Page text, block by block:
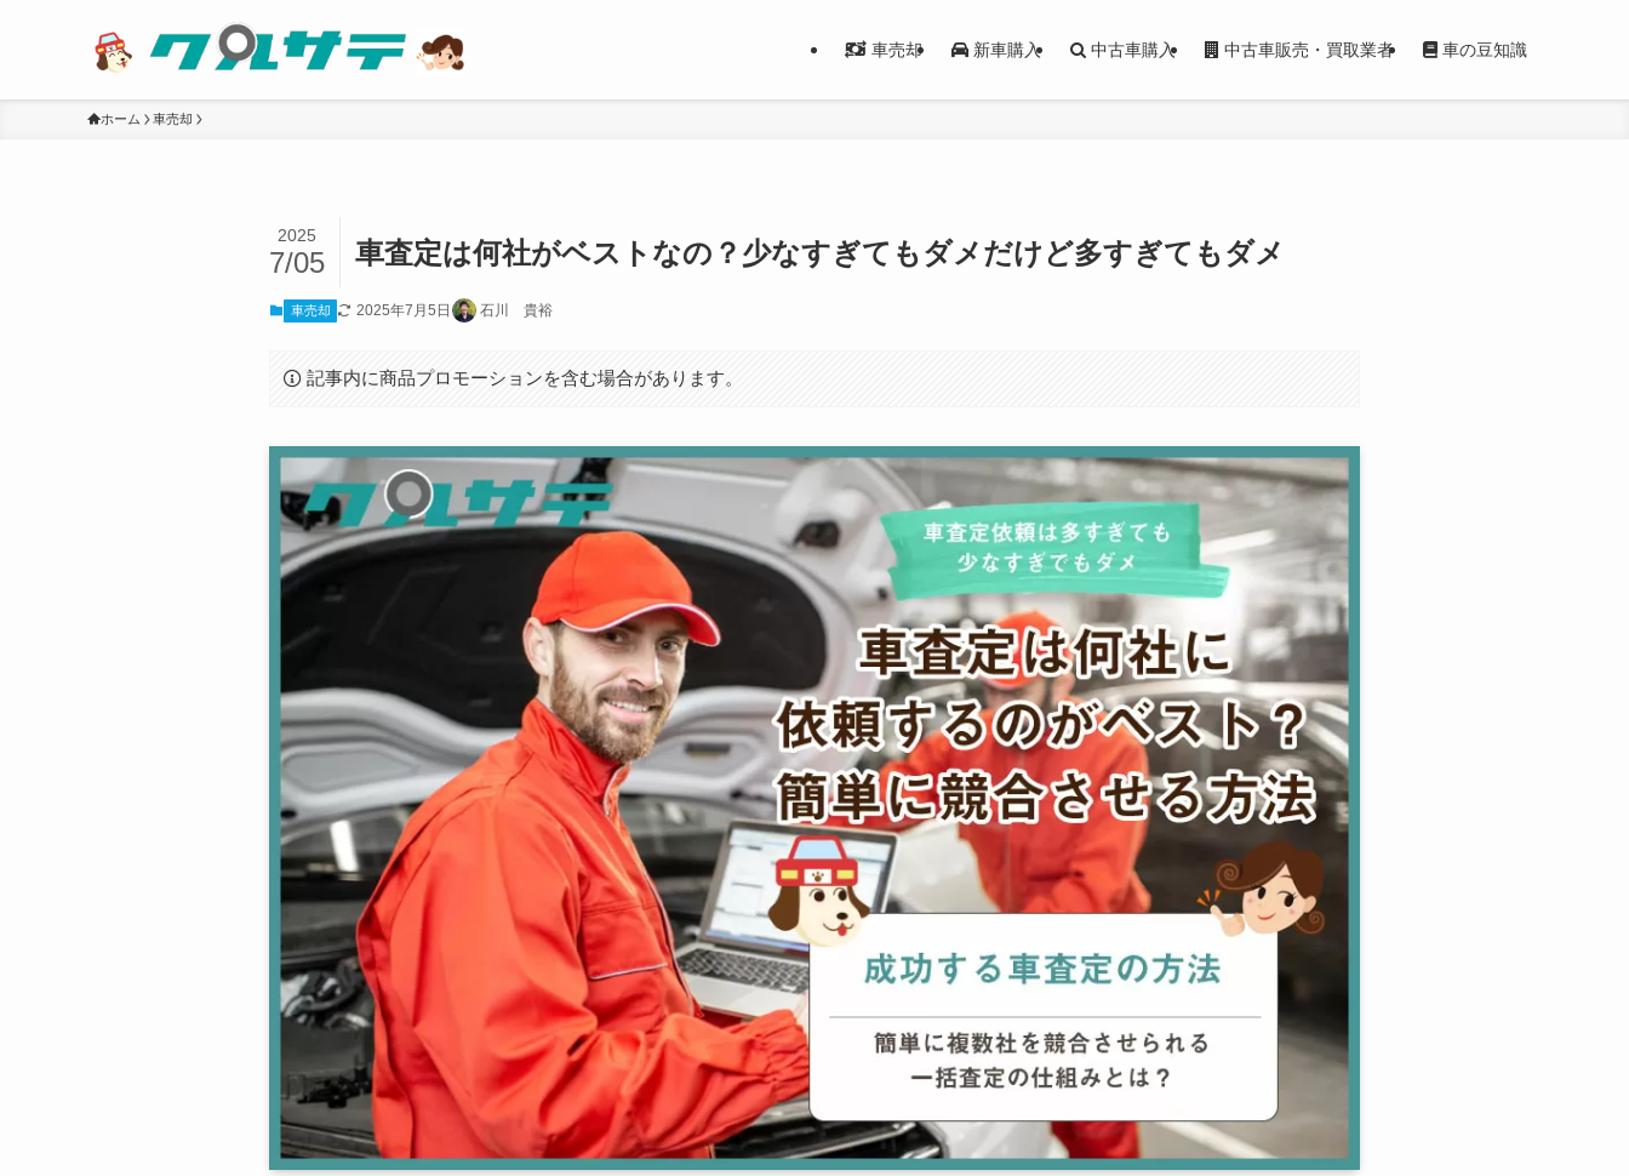
車売却 新車購入 中古車購入 中古車販売・買取業者 車の豆知識
ホーム 車売却
車査定は何社がベストなの？少なすぎてもダメだけど多すぎてもダメ
2025
7/05
車売却 2025年7月5日 石川 貴裕
記事内に商品プロモーションを含む場合があります。